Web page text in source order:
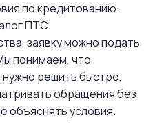
по кредитованию.
ПТС
заявку можно подать
понимаем, что
решить быстро,
обращения без
объяснять условия.